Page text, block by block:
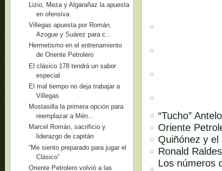
“Tucho”
Oriente
Quiñónez y
Ronald
Los números
Lizio, Meza y Algarañaz la apuesta
en ofensiva
Villegas apuesta por Román,
Azogue y Suárez para c...
Hermetismo en el entrenamiento
de Oriente Petrolero
El clásico 178 tendrá un sabor
especial
El mal tiempo no deja trabajar a
Villegas
Mostasilla la primera opción para
reemplazar a Mén...
Marcel Román, sacrificio y
liderazgo de capitán
“Me siento preparado para jugar el
Clásico”
Oriente Petrolero volvió a las